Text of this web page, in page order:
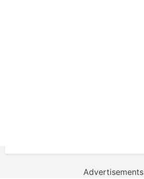
Advertisements